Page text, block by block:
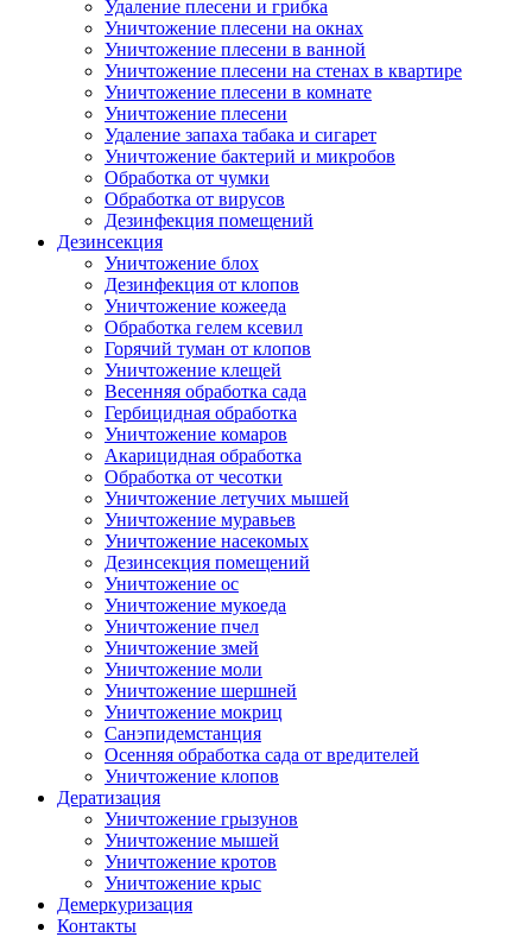
Удаление плесени и грибка
Уничтожение плесени на окнах
Уничтожение плесени в ванной
Уничтожение плесени на стенах в квартире
Уничтожение плесени в комнате
Уничтожение плесени
Удаление запаха табака и сигарет
Уничтожение бактерий и микробов
Обработка от чумки
Обработка от вирусов
Дезинфекция помещений
Дезинсекция
Уничтожение блох
Дезинфекция от клопов
Уничтожение кожееда
Обработка гелем ксевил
Горячий туман от клопов
Уничтожение клещей
Весенняя обработка сада
Гербицидная обработка
Уничтожение комаров
Акарицидная обработка
Обработка от чесотки
Уничтожение летучих мышей
Уничтожение муравьев
Уничтожение насекомых
Дезинсекция помещений
Уничтожение ос
Уничтожение мукоеда
Уничтожение пчел
Уничтожение змей
Уничтожение моли
Уничтожение шершней
Уничтожение мокриц
Санэпидемстанция
Осенняя обработка сада от вредителей
Уничтожение клопов
Дератизация
Уничтожение грызунов
Уничтожение мышей
Уничтожение кротов
Уничтожение крыс
Демеркуризация
Контакты